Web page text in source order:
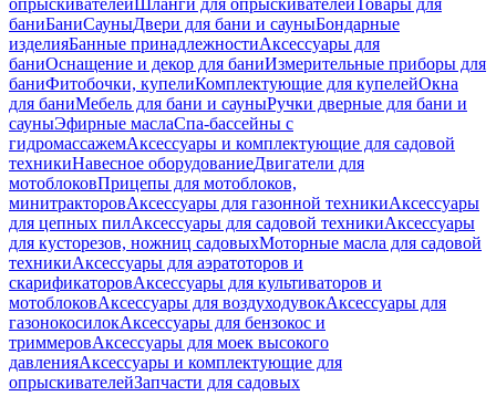
опрыскивателейШланги для опрыскивателейТовары для
баниБаниСауныДвери для бани и сауныБондарные
изделияБанные принадлежностиАксессуары для
баниОснащение и декор для баниИзмерительные приборы для
баниФитобочки, купелиКомплектующие для купелейОкна
для баниМебель для бани и сауныРучки дверные для бани и
сауныЭфирные маслаСпа-бассейны с
гидромассажемАксессуары и комплектующие для садовой
техникиНавесное оборудованиеДвигатели для
мотоблоковПрицепы для мотоблоков,
минитракторовАксессуары для газонной техникиАксессуары
для цепных пилАксессуары для садовой техникиАксессуары
для кусторезов, ножниц садовыхМоторные масла для садовой
техникиАксессуары для аэратоторов и
скарификаторовАксессуары для культиваторов и
мотоблоковАксессуары для воздуходувокАксессуары для
газонокосилокАксессуары для бензокос и
триммеровАксессуары для моек высокого
давленияАксессуары и комплектующие для
опрыскивателейЗапчасти для садовых